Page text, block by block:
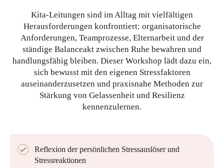
Kita-Leitungen sind im Alltag mit vielfältigen
Herausforderungen konfrontiert: organisatorische
Anforderungen, Teamprozesse, Elternarbeit und der
ständige Balanceakt zwischen Ruhe bewahren und
handlungsfähig bleiben. Dieser Workshop lädt dazu ein,
sich bewusst mit den eigenen Stressfaktoren
auseinanderzusetzen und praxisnahe Methoden zur
Stärkung von Gelassenheit und Resilienz
kennenzulernen.
Reflexion der persönlichen Stressauslöser und
Stressreaktionen